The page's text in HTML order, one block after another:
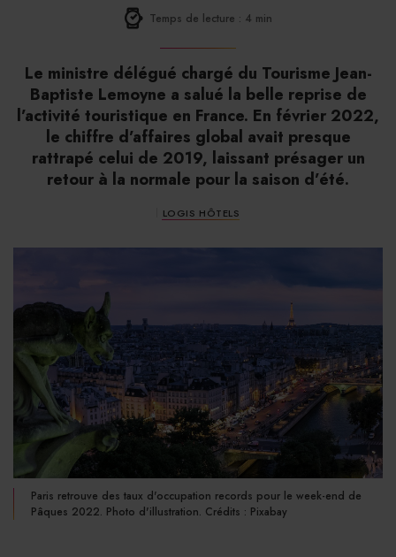
Temps de lecture : 4 min
Le ministre délégué chargé du Tourisme Jean-
Baptiste Lemoyne a salué la belle reprise de
l’activité touristique en France. En février 2022,
le chiffre d’affaires global avait presque
rattrapé celui de 2019, laissant présager un
retour à la normale pour la saison d’été.
LOGIS HÔTELS
Paris retrouve des taux d'occupation records pour le week-end de
Pâques 2022. Photo d'illustration. Crédits : Pixabay